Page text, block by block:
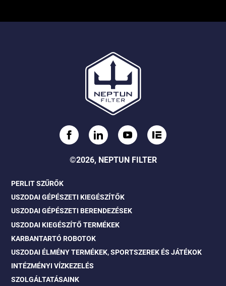
©2026, NEPTUN FILTER
PERLIT SZŰRŐK
USZODAI GÉPÉSZETI KIEGÉSZÍTŐK
USZODAI GÉPÉSZETI BERENDEZÉSEK
USZODAI KIEGÉSZÍTŐ TERMÉKEK
KARBANTARTÓ ROBOTOK
USZODAI ÉLMÉNY TERMÉKEK, SPORTSZEREK ÉS JÁTÉKOK
INTÉZMÉNYI VÍZKEZELÉS
SZOLGÁLTATÁSAINK